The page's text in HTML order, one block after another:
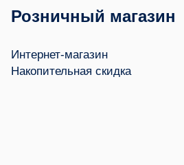
Розничный магазин
Интернет-магазин
Накопительная скидка